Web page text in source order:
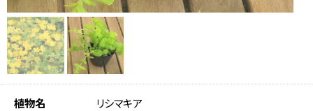
植物名 リシマキア